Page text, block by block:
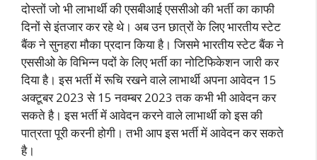
दोस्तों जो भी लाभार्थी की एसबीआई एससीओ की भर्ती का काफी
दिनों से इंतजार कर रहे थे। अब उन छात्रों के लिए भारतीय स्टेट
बैंक ने सुनहरा मौका प्रदान किया है। जिसमे भारतीय स्टेट बैंक ने
एससीओ के विभिन्न पदों के लिए भर्ती का नोटिफिकेशन जारी कर
दिया है। इस भर्ती में रूचि रखने वाले लाभार्थी अपना आवेदन 15
अक्टूबर 2023 से 15 नवम्बर 2023 तक कभी भी आवेदन कर
सकते है। इस भर्ती में आवेदन करने वाले लाभार्थी को इस की
पात्रता पूरी करनी होगी। तभी आप इस भर्ती में आवेदन कर सकते
है।